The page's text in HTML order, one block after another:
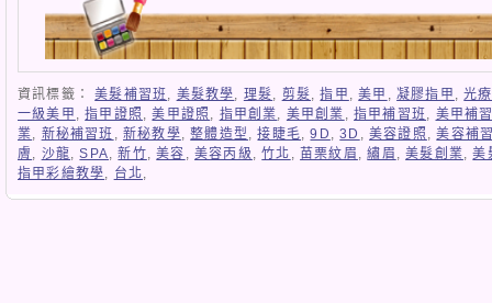
資訊標籤： 美髮補習班 , 美髮教學, 理髮, 剪髮,指甲 ,美甲 ,凝膠指甲 ,光
一級美甲 ,指甲證照 ,美甲證照 , 指甲創業, 美甲創業 ,指甲補習班 , 美甲補
業, 新秘補習班 ,新秘教學,整體造型 ,接睫毛,9D ,3D ,美容證照 ,美容補
膚 , 沙龍,SPA,新竹,美容 ,美容丙級 ,竹北 , 苗栗紋眉 ,繡眉 ,美髮創業,美
指甲彩繪教學, 台北,